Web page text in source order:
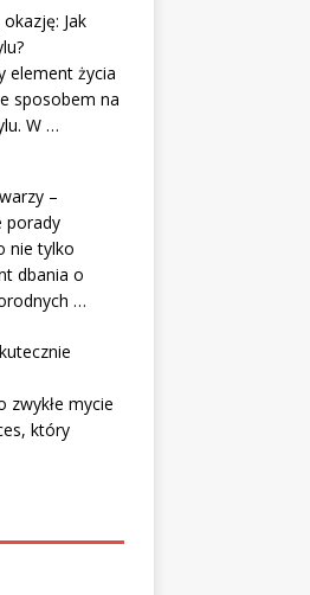
Jak
element życia
sposobem na
W …
–
porady
nie tylko
dbania o
…
zwykłe mycie
który